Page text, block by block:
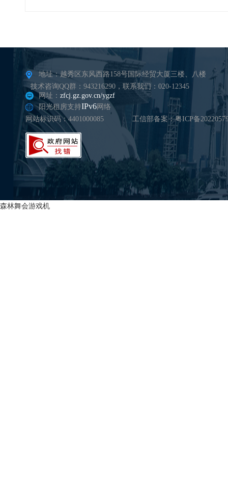
地址：越秀区东风西路158号国际经贸大厦三楼、八楼
技术咨询QQ群：943216290，联系我们：020-12345
网址： zfcj.gz.gov.cn/ygzf
阳光租房支持IPv6网络
网站标识码：4401000085
工信部备案：粤ICP备
森林舞会游戏机